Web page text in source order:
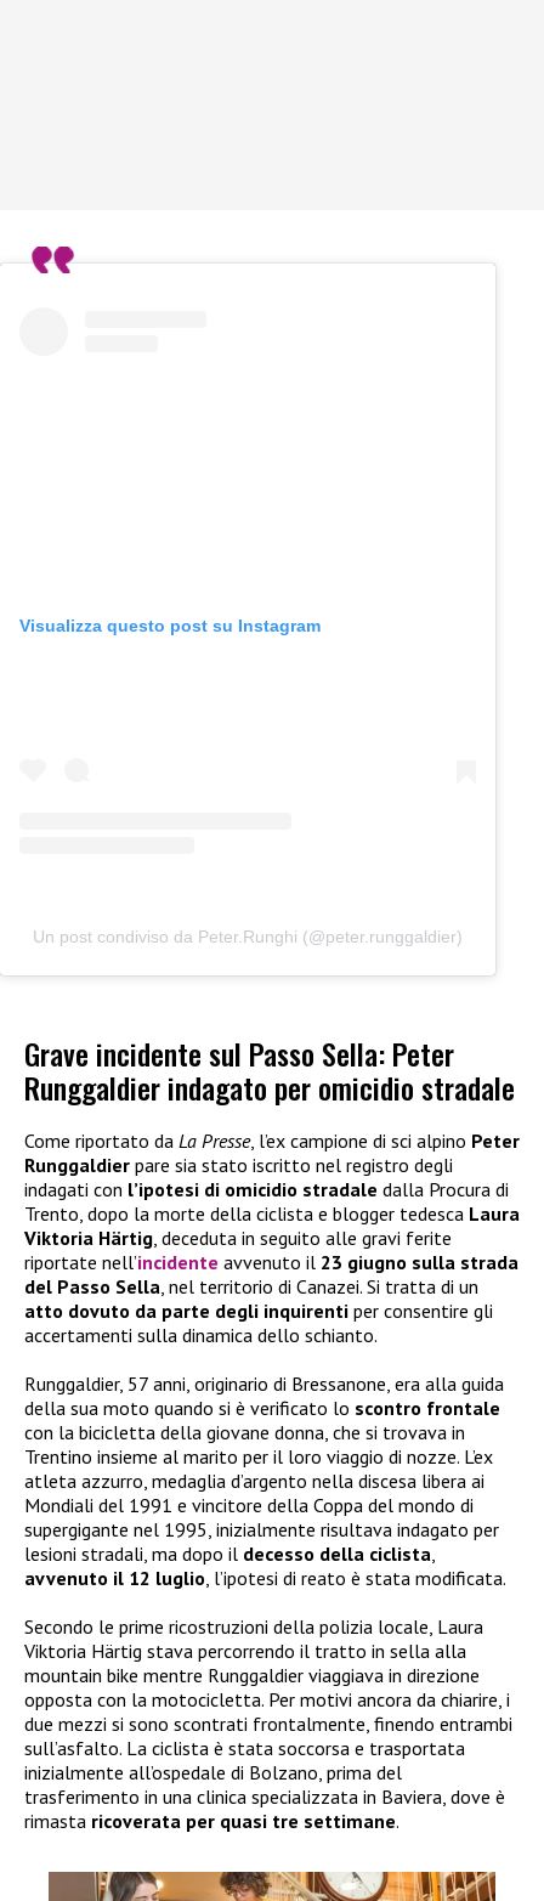
Visualizza questo post su Instagram
Un post condiviso da Peter.Runghi (@peter.runggaldier)
Grave incidente sul Passo Sella: Peter
Runggaldier indagato per omicidio stradale
Come riportato da La Presse, l’ex campione di sci alpino Peter
Runggaldier pare sia stato iscritto nel registro degli
indagati con l’ipotesi di omicidio stradale dalla Procura di
Trento, dopo la morte della ciclista e blogger tedesca Laura
Viktoria Härtig, deceduta in seguito alle gravi ferite
riportate nell’incidente avvenuto il 23 giugno sulla strada
del Passo Sella, nel territorio di Canazei. Si tratta di un
atto dovuto da parte degli inquirenti per consentire gli
accertamenti sulla dinamica dello schianto.
Runggaldier, 57 anni, originario di Bressanone, era alla guida
della sua moto quando si è verificato lo scontro frontale
con la bicicletta della giovane donna, che si trovava in
Trentino insieme al marito per il loro viaggio di nozze. L’ex
atleta azzurro, medaglia d’argento nella discesa libera ai
Mondiali del 1991 e vincitore della Coppa del mondo di
supergigante nel 1995, inizialmente risultava indagato per
lesioni stradali, ma dopo il decesso della ciclista,
avvenuto il 12 luglio, l’ipotesi di reato è stata modificata.
Secondo le prime ricostruzioni della polizia locale, Laura
Viktoria Härtig stava percorrendo il tratto in sella alla
mountain bike mentre Runggaldier viaggiava in direzione
opposta con la motocicletta. Per motivi ancora da chiarire, i
due mezzi si sono scontrati frontalmente, finendo entrambi
sull’asfalto. La ciclista è stata soccorsa e trasportata
inizialmente all’ospedale di Bolzano, prima del
trasferimento in una clinica specializzata in Baviera, dove è
rimasta ricoverata per quasi tre settimane.